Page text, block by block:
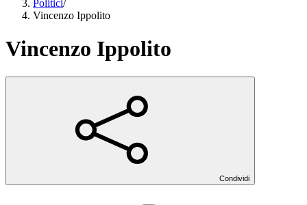
Politici/
Vincenzo Ippolito
Vincenzo Ippolito
Condividi